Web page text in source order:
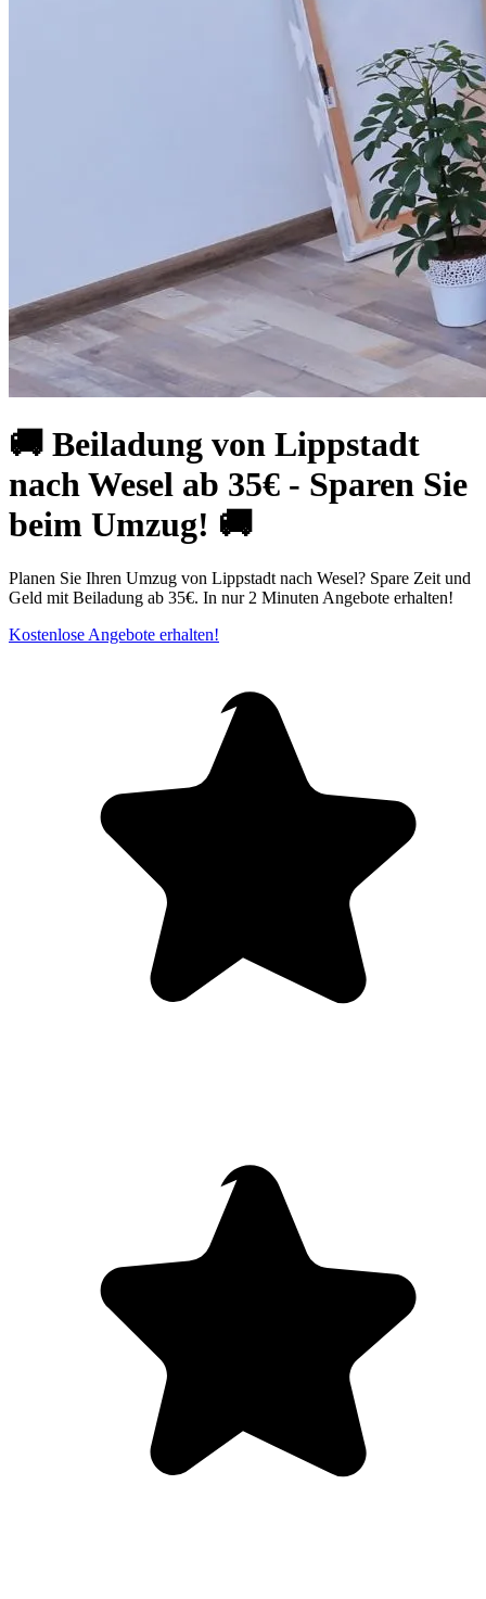
🚚 Beiladung von Lippstadt
nach Wesel ab 35€ - Sparen Sie
beim Umzug! 🚚
Planen Sie Ihren Umzug von Lippstadt nach Wesel? Spare Zeit und
Geld mit Beiladung ab 35€. In nur 2 Minuten Angebote erhalten!
Kostenlose Angebote erhalten!